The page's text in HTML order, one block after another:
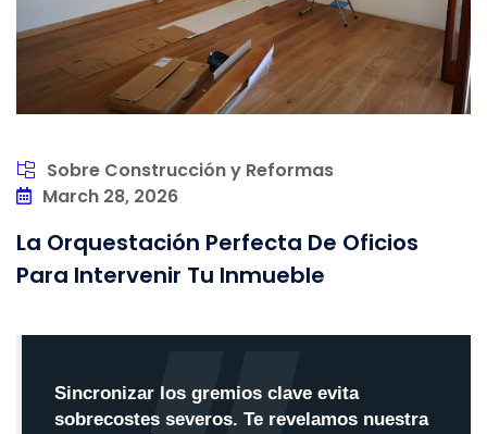
Sobre Construcción y Reformas
March 28, 2026
La Orquestación Perfecta De Oficios
Para Intervenir Tu Inmueble
Sincronizar los gremios clave evita
sobrecostes severos. Te revelamos nuestra